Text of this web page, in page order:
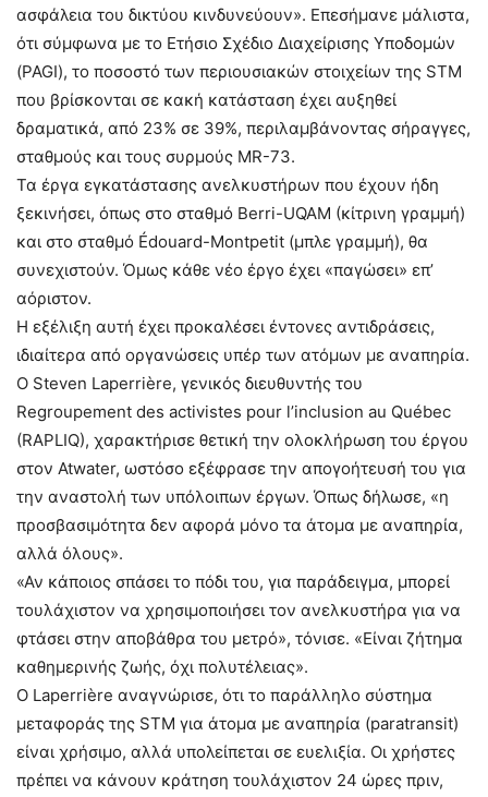
ασφάλεια του δικτύου κινδυνεύουν». Επεσήμανε μάλιστα,
ότι σύμφωνα με το Ετήσιο Σχέδιο Διαχείρισης Υποδομών
(PAGI), το ποσοστό των περιουσιακών στοιχείων της STM
που βρίσκονται σε κακή κατάσταση έχει αυξηθεί
δραματικά, από 23% σε 39%, περιλαμβάνοντας σήραγγες,
σταθμούς και τους συρμούς MR-73.
Τα έργα εγκατάστασης ανελκυστήρων που έχουν ήδη
ξεκινήσει, όπως στο σταθμό Berri-UQAM (κίτρινη γραμμή)
και στο σταθμό Édouard-Montpetit (μπλε γραμμή), θα
συνεχιστούν. Όμως κάθε νέο έργο έχει «παγώσει» επ’
αόριστον.
Η εξέλιξη αυτή έχει προκαλέσει έντονες αντιδράσεις,
ιδιαίτερα από οργανώσεις υπέρ των ατόμων με αναπηρία.
Ο Steven Laperrière, γενικός διευθυντής του
Regroupement des activistes pour l’inclusion au Québec
(RAPLIQ), χαρακτήρισε θετική την ολοκλήρωση του έργου
στον Atwater, ωστόσο εξέφρασε την απογοήτευσή του για
την αναστολή των υπόλοιπων έργων. Όπως δήλωσε, «η
προσβασιμότητα δεν αφορά μόνο τα άτομα με αναπηρία,
αλλά όλους».
«Αν κάποιος σπάσει το πόδι του, για παράδειγμα, μπορεί
τουλάχιστον να χρησιμοποιήσει τον ανελκυστήρα για να
φτάσει στην αποβάθρα του μετρό», τόνισε. «Είναι ζήτημα
καθημερινής ζωής, όχι πολυτέλειας».
Ο Laperrière αναγνώρισε, ότι το παράλληλο σύστημα
μεταφοράς της STM για άτομα με αναπηρία (paratransit)
είναι χρήσιμο, αλλά υπολείπεται σε ευελιξία. Οι χρήστες
πρέπει να κάνουν κράτηση τουλάχιστον 24 ώρες πριν,